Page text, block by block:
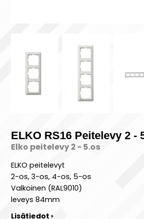
ELKO RS16 Peitelevy 2 -
Elko peitelevy 2 - 5.os
ELKO peitelevyt
2-os, 3-os, 4-os, 5-os
Valkoinen (RAL9010)
leveys 84mm
Lisätiedot ›